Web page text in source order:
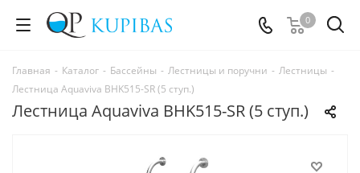
0
Главная - Каталог - Бассейны - Лестницы и поручни - Лестницы -
Лестница Aquaviva BHK515-SR (5 ступ.)
Лестница Aquaviva BHK515-SR (5 ступ.)